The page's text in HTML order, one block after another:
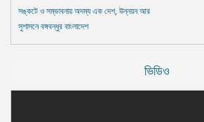
সঙ্কটে ও সম্ভাবনায় অদম্য এক দেশ, উন্নয়ন আর
সুশাসনে বঙ্গবন্ধুর বাংলাদেশ
ভিডিও